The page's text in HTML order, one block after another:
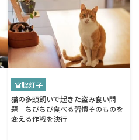
宮脇灯子
猫の多頭飼いで起きた盗み食い問
題 ちびちび食べる習慣そのものを
変える作戦を決行